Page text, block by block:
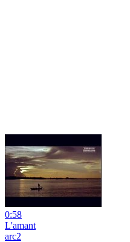
0:58
L'amant
arc2